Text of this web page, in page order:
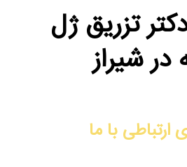
تزریق ژل
در شیراز
ارتباطی با ما